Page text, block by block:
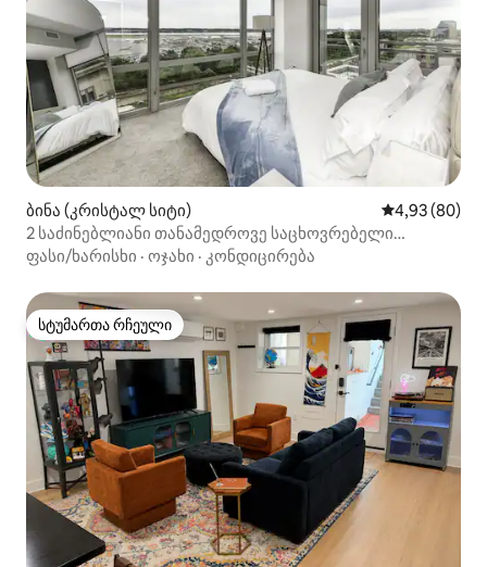
ბინა (კრისტალ სიტი) საშუალო
4,93 (80)
2 საძინებლიანი თანამედროვე საცხოვრებელი
სპორტდარბაზით, პარკინგით და აეროპორტის ხედით
ფასი/ხარისხი · ოჯახი · კონდიცირება
სტუმართა რჩეული
სტუმართა რჩეული